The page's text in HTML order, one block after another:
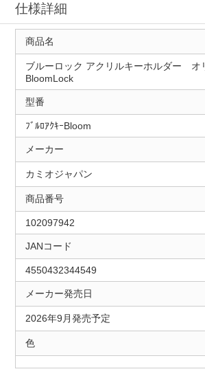
仕様詳細
商品名
ブルーロック アクリルキーホルダー オ
BloomLock
型番
ﾌﾞﾙﾛｱｸｷｰBloom
メーカー
カミオジャパン
商品番号
102097942
JANコード
4550432344549
メーカー発売日
2026年9月発売予定
色